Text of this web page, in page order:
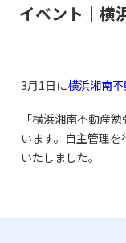
イベント｜横
3月1日に横浜湘南
「横浜湘南不動産
います。自主管理
いたしました。